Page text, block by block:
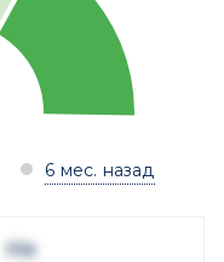
6 мес. назад
Не